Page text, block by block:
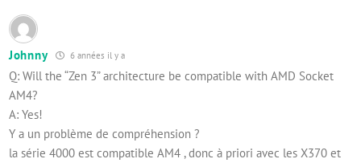
Johnny 6 années il y a
Q: Will the “Zen 3” architecture be compatible with AMD Socket
AM4?
A: Yes!
Y a un problème de compréhension ?
la série 4000 est compatible AM4 , donc à priori avec les X370 et